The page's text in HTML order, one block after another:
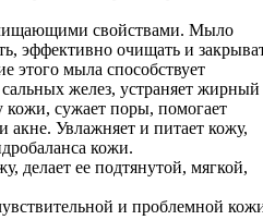
свойствами. Мыло
эффективно очищать и
этого мыла способствует
желез, устраняет жирный
кожи, сужает поры, помогает
акне. Увлажняет и питает кожу,
кожи.
делает ее подтянутой, мягкой,
и проблемной